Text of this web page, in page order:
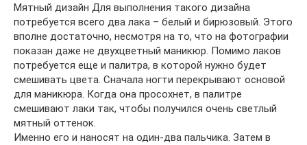
Мятный дизайн Для выполнения такого дизайна
потребуется всего два лака – белый и бирюзовый. Этого
вполне достаточно, несмотря на то, что на фотографии
показан даже не двухцветный маникюр. Помимо лаков
потребуется еще и палитра, в которой нужно будет
смешивать цвета. Сначала ногти перекрывают основой
для маникюра. Когда она просохнет, в палитре
смешивают лаки так, чтобы получился очень светлый
мятный оттенок.
Именно его и наносят на один-два пальчика. Затем в